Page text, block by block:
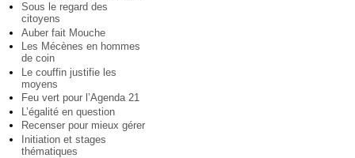
Sous le regard des
citoyens
Auber fait Mouche
Les Mécènes en hommes
de coin
Le couffin justifie les
moyens
Feu vert pour l’Agenda 21
L’égalité en question
Recenser pour mieux gérer
Initiation et stages
thématiques